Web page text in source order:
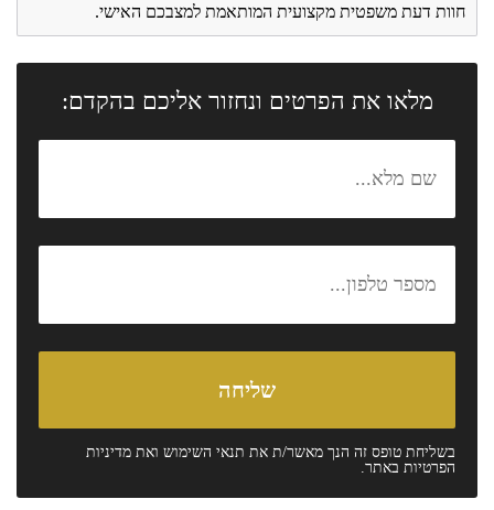
חוות דעת משפטית מקצועית המותאמת למצבכם האישי.
מלאו את הפרטים ונחזור אליכם בהקדם:
בשליחת טופס זה הנך מאשר/ת את תנאי השימוש ואת מדיניות
הפרטיות באתר.